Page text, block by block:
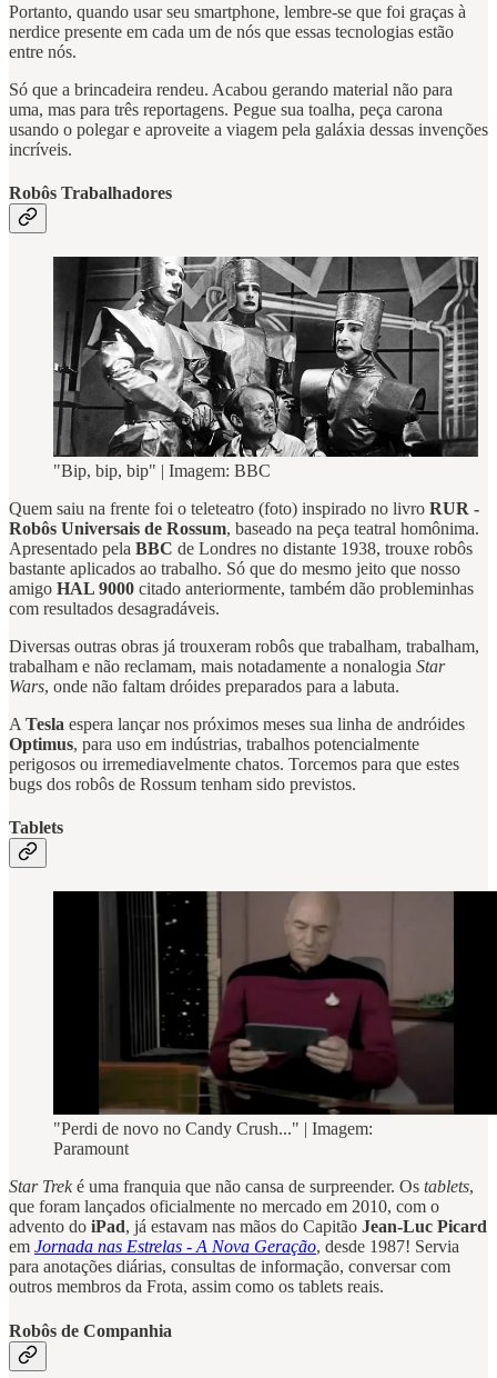
Portanto, quando usar seu smartphone, lembre-se que foi graças à
nerdice presente em cada um de nós que essas tecnologias estão
entre nós.
Só que a brincadeira rendeu. Acabou gerando material não para
uma, mas para três reportagens. Pegue sua toalha, peça carona
usando o polegar e aproveite a viagem pela galáxia dessas invenções
incríveis.
Robôs Trabalhadores
"Bip, bip, bip" | Imagem: BBC
Quem saiu na frente foi o teleteatro (foto) inspirado no livro RUR -
Robôs Universais de Rossum, baseado na peça teatral homônima.
Apresentado pela BBC de Londres no distante 1938, trouxe robôs
bastante aplicados ao trabalho. Só que do mesmo jeito que nosso
amigo HAL 9000 citado anteriormente, também dão probleminhas
com resultados desagradáveis.
Diversas outras obras já trouxeram robôs que trabalham, trabalham,
trabalham e não reclamam, mais notadamente a nonalogia Star
Wars, onde não faltam dróides preparados para a labuta.
A Tesla espera lançar nos próximos meses sua linha de andróides
Optimus, para uso em indústrias, trabalhos potencialmente
perigosos ou irremediavelmente chatos. Torcemos para que estes
bugs dos robôs de Rossum tenham sido previstos.
Tablets
"Perdi de novo no Candy Crush..." | Imagem:
Paramount
Star Trek é uma franquia que não cansa de surpreender. Os tablets,
que foram lançados oficialmente no mercado em 2010, com o
advento do iPad, já estavam nas mãos do Capitão Jean-Luc Picard
em Jornada nas Estrelas - A Nova Geração, desde 1987! Servia
para anotações diárias, consultas de informação, conversar com
outros membros da Frota, assim como os tablets reais.
Robôs de Companhia